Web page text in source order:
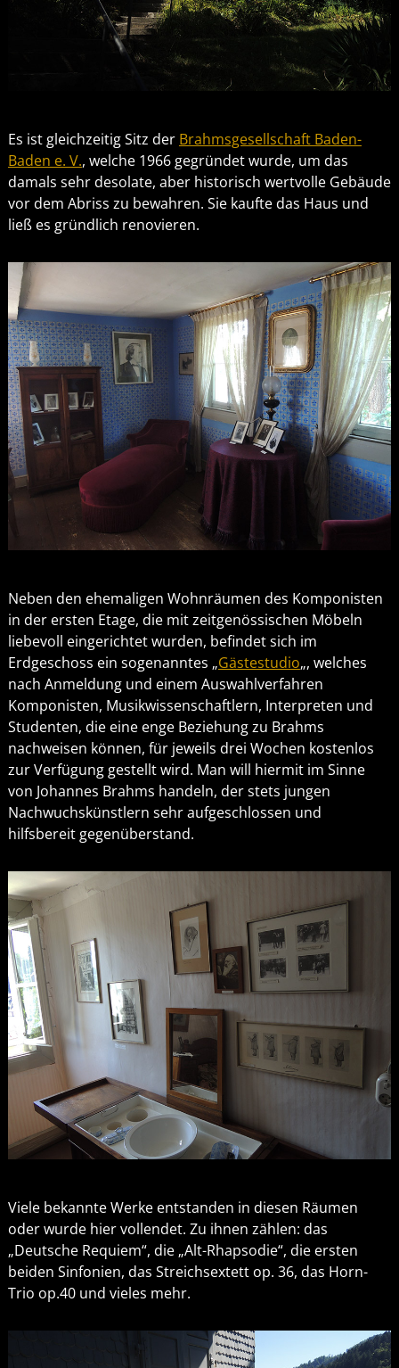
Es ist gleichzeitig Sitz der Brahmsgesellschaft Baden-
Baden e. V., welche 1966 gegründet wurde, um das
damals sehr desolate, aber historisch wertvolle Gebäude
vor dem Abriss zu bewahren. Sie kaufte das Haus und
ließ es gründlich renovieren.
Neben den ehemaligen Wohnräumen des Komponisten
in der ersten Etage, die mit zeitgenössischen Möbeln
liebevoll eingerichtet wurden, befindet sich im
Erdgeschoss ein sogenanntes „Gästestudio„, welches
nach Anmeldung und einem Auswahlverfahren
Komponisten, Musikwissenschaftlern, Interpreten und
Studenten, die eine enge Beziehung zu Brahms
nachweisen können, für jeweils drei Wochen kostenlos
zur Verfügung gestellt wird. Man will hiermit im Sinne
von Johannes Brahms handeln, der stets jungen
Nachwuchskünstlern sehr aufgeschlossen und
hilfsbereit gegenüberstand.
Viele bekannte Werke entstanden in diesen Räumen
oder wurde hier vollendet. Zu ihnen zählen: das
„Deutsche Requiem“, die „Alt-Rhapsodie“, die ersten
beiden Sinfonien, das Streichsextett op. 36, das Horn-
Trio op.40 und vieles mehr.